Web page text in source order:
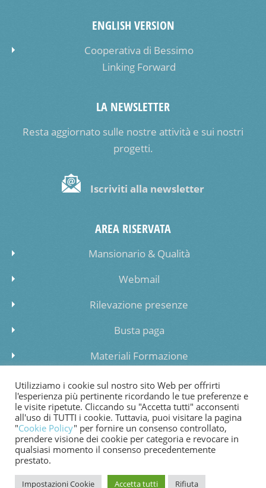
ENGLISH VERSION
Cooperativa di Bessimo
Linking Forward
LA NEWSLETTER
Resta aggiornato sulle nostre attività e sui nostri
progetti.
Iscriviti alla newsletter
AREA RISERVATA
Mansionario & Qualità
Webmail
Rilevazione presenze
Busta paga
Materiali Formazione
Inserimento dati lista di attesa
COOKIE POLICY PRIVACY POLICY
WHISTLEBLOWING
Utilizziamo i cookie sul nostro sito Web per offrirti
l'esperienza più pertinente ricordando le tue preferenze e
le visite ripetute. Cliccando su "Accetta tutti" acconsenti
all'uso di TUTTI i cookie. Tuttavia, puoi visitare la pagina
"Cookie Policy" per fornire un consenso controllato,
prendere visione dei cookie per categoria e revocare in
qualsiasi momento il consenso precedentemente
prestato.
Impostazioni Cookie Accetta tutti Rifiuta